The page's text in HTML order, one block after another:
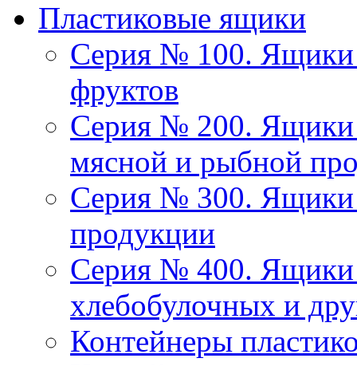
Пластиковые ящики
Серия № 100. Ящики
фруктов
Серия № 200. Ящики
мясной и рыбной
Серия № 300. Ящики
продукции
Серия № 400. Ящики
хлебобулочных и
Контейнеры